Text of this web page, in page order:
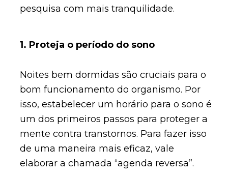
pesquisa com mais tranquilidade.
1. Proteja o período do sono
Noites bem dormidas são cruciais para o
bom funcionamento do organismo. Por
isso, estabelecer um horário para o sono é
um dos primeiros passos para proteger a
mente contra transtornos. Para fazer isso
de uma maneira mais eficaz, vale
elaborar a chamada “agenda reversa”.